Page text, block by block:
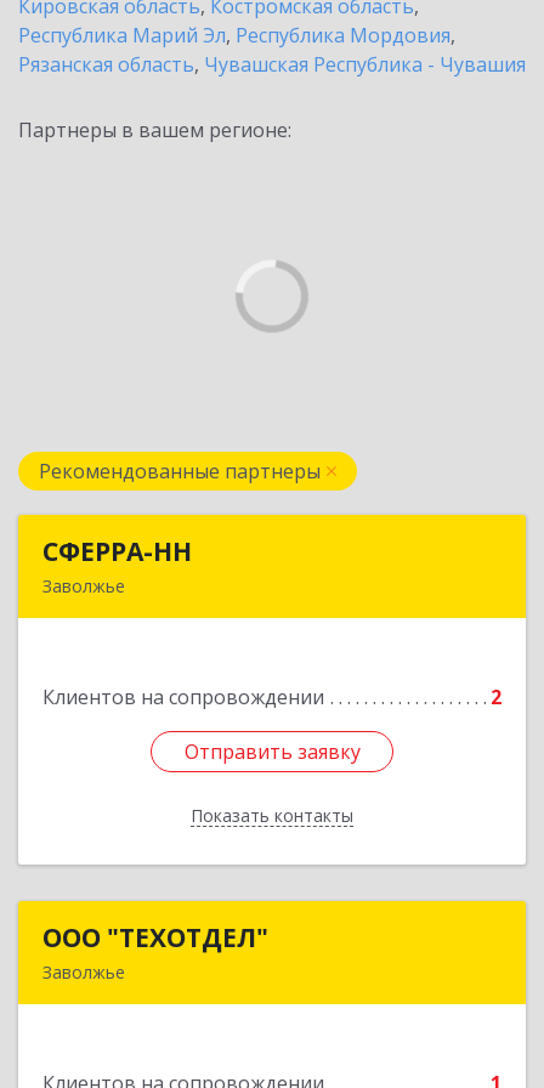
Кировская область, Костромская область,
Республика Марий Эл, Республика Мордовия,
Рязанская область, Чувашская Республика - Чувашия
Партнеры в вашем регионе:
Рекомендованные партнеры
СФЕРРА-НН
Заволжье
Клиентов на сопровождении 2
Отправить заявку
Показать контакты
Отправить заявку
Назад
ООО "ТЕХОТДЕЛ"
Заволжье